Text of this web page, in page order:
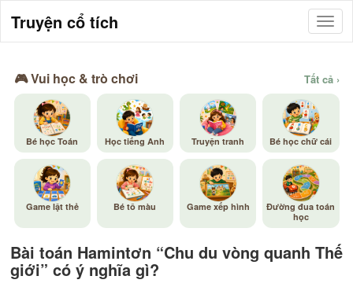
Truyện cổ tích
🎮 Vui học & trò chơi Tất cả ›
Bé học Toán Học tiếng Anh Truyện tranh Bé học chữ cái
Game lật thẻ Bé tô màu Game xếp hình
Đường đua toán
học
Bài toán Hamintơn “Chu du vòng quanh Thế
giới” có ý nghĩa gì?